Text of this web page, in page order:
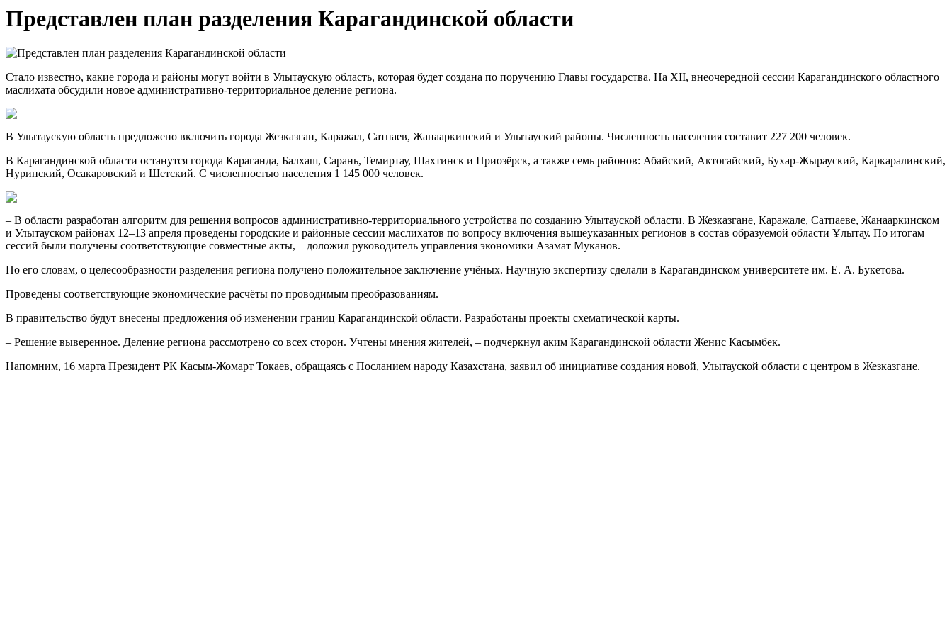
Представлен план разделения Карагандинской области
Стало известно, какие города и районы могут войти в Улытаускую область, которая будет создана по поручению Главы государства. На XII, внеочередной сессии Карагандинского областного
маслихата обсудили новое административно-территориальное деление региона.
В Улытаускую область предложено включить города Жезказган, Каражал, Сатпаев, Жанааркинский и Улытауский районы. Численность населения составит 227 200 человек.
В Карагандинской области останутся города Караганда, Балхаш, Сарань, Темиртау, Шахтинск и Приозёрск, а также семь районов: Абайский, Актогайский, Бухар-Жырауский, Каркаралинский,
Нуринский, Осакаровский и Шетский. С численностью населения 1 145 000 человек.
– В области разработан алгоритм для решения вопросов административно-территориального устройства по созданию Улытауской области. В Жезказгане, Каражале, Сатпаеве, Жанааркинском
и Улытауском районах 12–13 апреля проведены городские и районные сессии маслихатов по вопросу включения вышеуказанных регионов в состав образуемой области Ұлытау. По итогам
сессий были получены соответствующие совместные акты, – доложил руководитель управления экономики Азамат Муканов.
По его словам, о целесообразности разделения региона получено положительное заключение учёных. Научную экспертизу сделали в Карагандинском университете им. Е. А. Букетова.
Проведены соответствующие экономические расчёты по проводимым преобразованиям.
В правительство будут внесены предложения об изменении границ Карагандинской области. Разработаны проекты схематической карты.
– Решение выверенное. Деление региона рассмотрено со всех сторон. Учтены мнения жителей, – подчеркнул аким Карагандинской области Женис Касымбек.
Напомним, 16 марта Президент РК Касым-Жомарт Токаев, обращаясь с Посланием народу Казахстана, заявил об инициативе создания новой, Улытауской области с центром в Жезказгане.